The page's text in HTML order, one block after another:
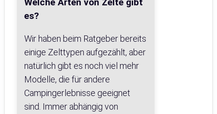
es?
Wir haben beim Ratgeber bereits
einige Zelttypen aufgezählt, aber
natürlich gibt es noch viel mehr
Modelle, die für andere
Campingerlebnisse geeignet
sind. Immer abhängig von